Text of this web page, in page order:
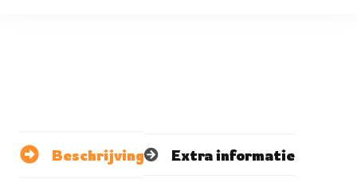
Beschrijving Extra informatie